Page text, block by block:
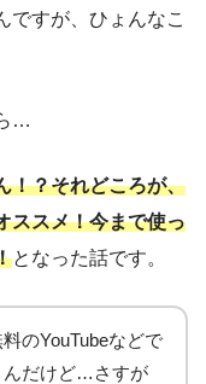
ですが、ひょんなこ
…
！？それどころが、
ススメ！今まで使っ
となった話です。
のYouTubeなどで
んだけど…さすが